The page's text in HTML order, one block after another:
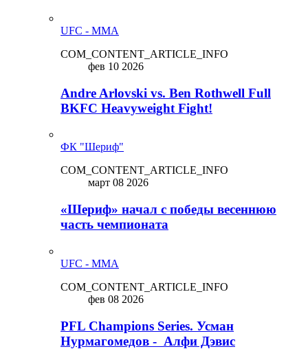
UFC - MMA
COM_CONTENT_ARTICLE_INFO
фев 10 2026
Andre Arlovski vs. Ben Rothwell Full
BKFC Heavyweight Fight!
ФК "Шериф"
COM_CONTENT_ARTICLE_INFO
март 08 2026
«Шериф» начал с победы весеннюю
часть чемпионата
UFC - MMA
COM_CONTENT_ARTICLE_INFO
фев 08 2026
PFL Champions Series. Усман
Нурмагомедов - Алфи Дэвис